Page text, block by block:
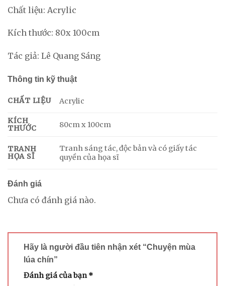
Chất liệu: Acrylic
Kích thước: 80x 100cm
Tác giả: Lê Quang Sáng
Thông tin kỹ thuật
CHẤT LIỆU Acrylic
KÍCH
THƯỚC
80cm x 100cm
TRANH
HỌA SĨ
Tranh sáng tác, độc bản và có giấy tác
quyền của họa sĩ
Đánh giá
Chưa có đánh giá nào.
Hãy là người đầu tiên nhận xét “Chuyện mùa
lúa chín”
Đánh giá của bạn*